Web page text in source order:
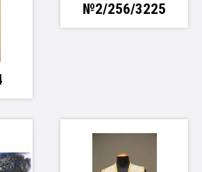
№2/256/3225